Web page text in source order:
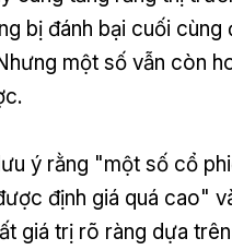
bị đánh bại cuối cùng
một số vẫn còn
ý rằng "một số cổ
định giá quá cao"
giá trị rõ ràng dựa